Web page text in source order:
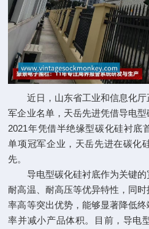
近日，山东省工业和信息化厅
军企业名单，天岳先进凭借导电
2021年凭借半绝缘型碳化硅衬底
单项冠军企业，天岳先进在碳化
先。
导电型碳化硅衬底作为关键的
耐高温、耐高压等优异特性，同
率高等突出优势，能够显著降低
率并减小产品体积。目前，导电